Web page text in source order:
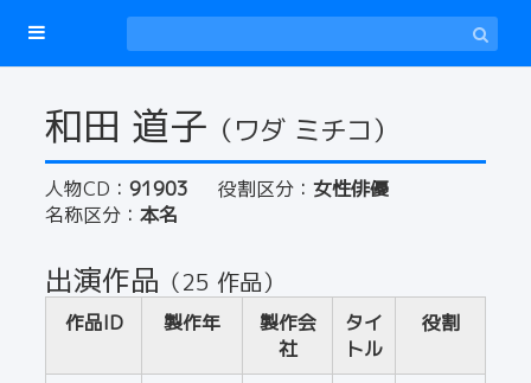
和田 道子 （ワダ ミチコ）
人物CD： 91903 役割区分： 女性俳優
名称区分： 本名
出演作品 （25 作品）
作品ID 製作年
製作会
社
タイ
トル
役割